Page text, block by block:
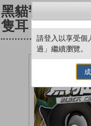
黑貓警長新漫
隻耳
請登入以享受個
過」繼續瀏覽。